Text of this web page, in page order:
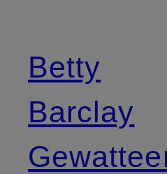
Betty
Barclay